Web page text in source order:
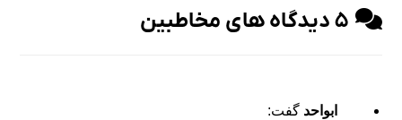
۵ دیدگاه های مخاطبین
ابواحد گفت: